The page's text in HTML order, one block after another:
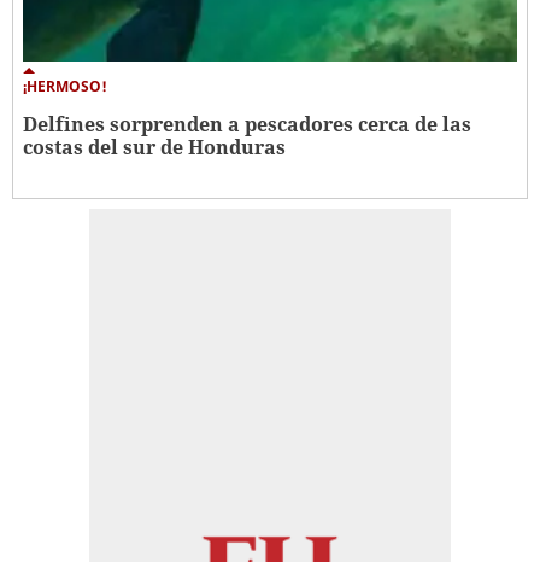
¡HERMOSO!
Delfines sorprenden a pescadores cerca de las
costas del sur de Honduras